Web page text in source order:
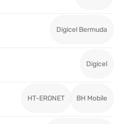
Digicel Bermuda
Digicel
HT-ERONET BH Mobile